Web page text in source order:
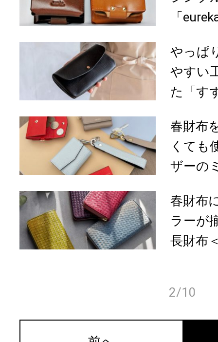
「
やっぱ
やすい
た「す
春財布
くても
ザーの
春財布
ラーが
長財布
2/10